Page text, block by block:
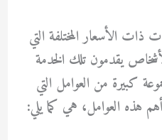
الأسعار المختلفة التي
يقدمون تلك الخدمة
كبيرة من العوامل التي
هذه العوامل، هي كما يلي: